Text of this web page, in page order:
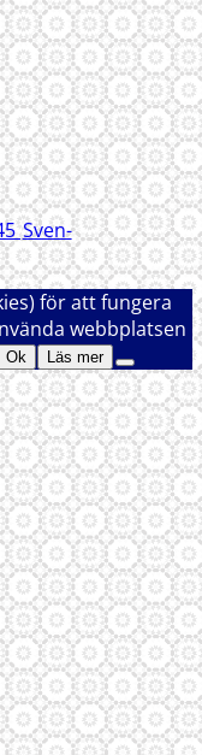
Sven-
för att fungera
webbplatsen
Ok Läs mer